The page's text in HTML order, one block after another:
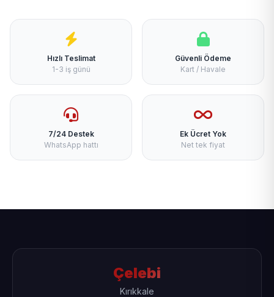
Hızlı Teslimat
1-3 iş günü
Güvenli Ödeme
Kart / Havale
7/24 Destek
WhatsApp hattı
Ek Ücret Yok
Net tek fiyat
Çelebi
Kırıkkale